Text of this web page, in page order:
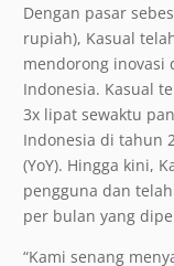
Dengan pasar
rupiah), Kasual
mendorong inovasi
Indonesia. Kasual
3x lipat sewaktu
Indonesia di tahun
(YoY). Hingga kini,
pengguna dan
per bulan yang
“Kami senang